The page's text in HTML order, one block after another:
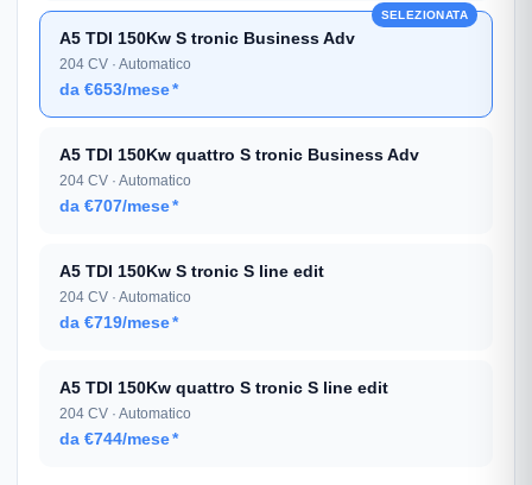
A5 TDI 150Kw S tronic Business Adv
204 CV · Automatico
da €653/mese*
SELEZIONATA
A5 TDI 150Kw quattro S tronic Business Adv
204 CV · Automatico
da €707/mese*
A5 TDI 150Kw S tronic S line edit
204 CV · Automatico
da €719/mese*
A5 TDI 150Kw quattro S tronic S line edit
204 CV · Automatico
da €744/mese*